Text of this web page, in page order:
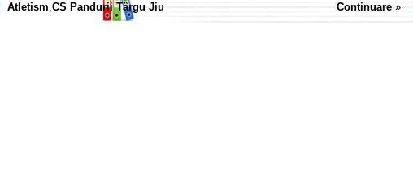
Atletism,CS Pandurii Târgu Jiu Continuare »